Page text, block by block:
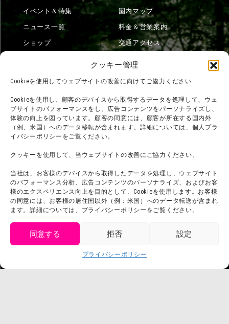
クッキー管理
Cookieを使用してウェブサイトの改善に向けてご協力ください
Cookieを使用し、顧客のデバイスから取得するデータを処理して、ウェ
ブサイトのパフォーマンスをし、広告コンテンツをパーソナライズし、
体験の向上を図っています。顧客の同意には、顧客が所在する国内外
（例、米国）へのデータ移転が含まれます。詳細については、個人プラ
イバシーポリシーをご覧ください。
クッキーを使用して、当ウェブサイトの改善にご協力ください。
当社は、お客様のデバイスから取得したデータを処理し、ウェブサイト
のパフォーマンス分析、広告コンテンツのパーソナライズ、およびお客
様のエクスペリエンス向上を目的として、Cookieを使用します。お客様
の同意には、お客様の居住国以外（例：米国）へのデータ転送が含まれ
ます。詳細については、プライバシーポリシーをご覧ください。
同意する 拒否 設定
プライバシーポリシー
イベント＆特集
ニュース一覧
ショップ
園内マップ
料金＆営業案内
交通アクセス
団体利用について
お問い合わせ
利用規約
プライバシーポリシー
プレスリリース
メディア掲載実績
会社概要
スタッフ募集